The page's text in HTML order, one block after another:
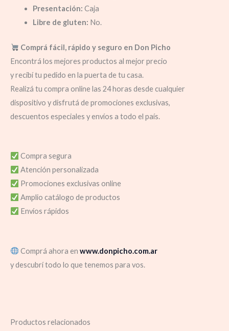
Presentación: Caja
Libre de gluten: No.
Comprá fácil, rápido y seguro en Don Picho
Encontrá los mejores productos al mejor precio
y recibí tu pedido en la puerta de tu casa.
Realizá tu compra online las 24 horas desde cualquier
dispositivo y disfrutá de promociones exclusivas,
descuentos especiales y envíos a todo el país.
Compra segura
Atención personalizada
Promociones exclusivas online
Amplio catálogo de productos
Envíos rápidos
Comprá ahora en www.donpicho.com.ar
y descubrí todo lo que tenemos para vos.
Productos relacionados